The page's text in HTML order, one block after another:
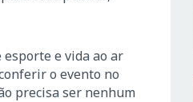
e vida ao ar
o evento no
precisa ser nenhum